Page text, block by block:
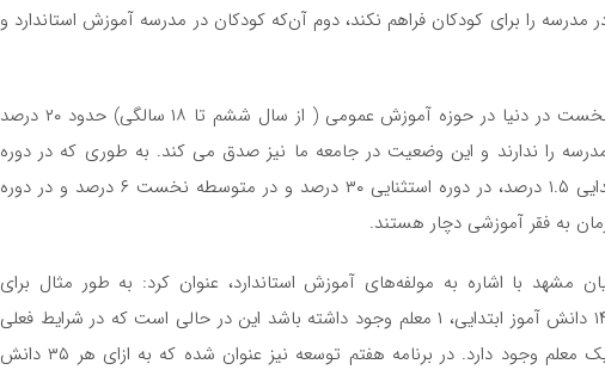
را برای کودکان فراهم نکند، دوم آن‌که کودکان در مدرسه آموزش استاندارد و
حسینی یادآور شد: براساس شاخص نخست در دنیا در حوزه آموزش عمومی ( از سال ششم تا ۱۸ سالگی) حدود ۲۰ درصد
را ندارند و این وضعیت در جامعه ما نیز صدق می کند. به طوری که در دوره
پیش دبستانی ۳۰ درصد، در دوره ابتدایی ۱.۵ درصد، در دوره استثنایی ۳۰ درصد و در متوسطه نخست ۶ درصد و در دوره
مشهد با اشاره به مولفه‌های آموزش استاندارد، عنوان کرد: به طور مثال برای
آموزش دوره ابتدایی باید به ازای هر ۱۴ دانش آموز ابتدایی، ۱ معلم وجود داشته باشد این در حالی است که در شرایط فعلی
به ازای هر ۲۶.۵ دانش آموز ابتدایی یک معلم وجود دارد. در برنامه هفتم توسعه نیز عنوان شده که به ازای هر ۳۵ دانش